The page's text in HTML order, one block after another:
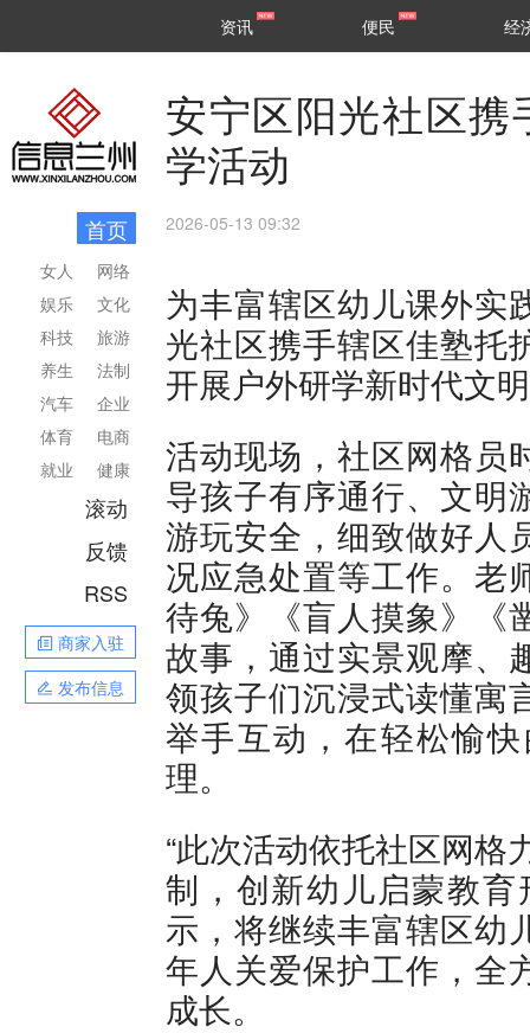
区县
资讯 便民 经
首页
网络
文化
旅游
法制
企业
电商
健康
女人
娱乐
科技
养生
汽车
体育
就业
滚动
反馈
RSS
商家入驻
发布信息
安宁区阳光社区
学活动
2026-05-13 09:32
为丰富辖区幼儿课外实
光社区携手辖区佳塾托
开展户外研学新时代文
活动现场，社区网格员
导孩子有序通行、文明
游玩安全，细致做好人
况应急处置等工作。老
待兔》《盲人摸象》《
故事，通过实景观摩、
领孩子们沉浸式读懂寓
举手互动，在轻松愉
理。
“此次活动依托社区网格
制，创新幼儿启蒙教
示，将继续丰富辖区幼
年人关爱保护工作，全
成长。